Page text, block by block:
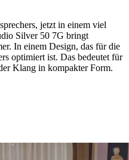
jetzt in einem viel
Silver 50 7G bringt
In einem Design, das für die
optimiert ist. Das bedeutet für
Klang in kompakter Form.